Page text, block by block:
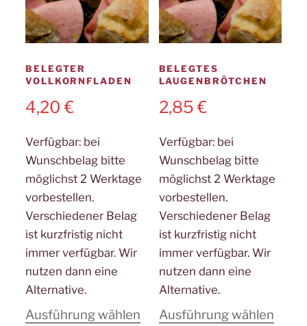
BELEGTER
VOLLKORNFLADEN
4,20€
Verfügbar: bei
Wunschbelag bitte
möglichst 2 Werktage
vorbestellen.
Verschiedener Belag
ist kurzfristig nicht
immer verfügbar. Wir
nutzen dann eine
Alternative.
Ausführung wählenDieses
BELEGTES
LAUGENBRÖTCHEN
2,85€
Verfügbar: bei
Wunschbelag bitte
möglichst 2 Werktage
vorbestellen.
Verschiedener Belag
ist kurzfristig nicht
immer verfügbar. Wir
nutzen dann eine
Alternative.
Ausführung wählen